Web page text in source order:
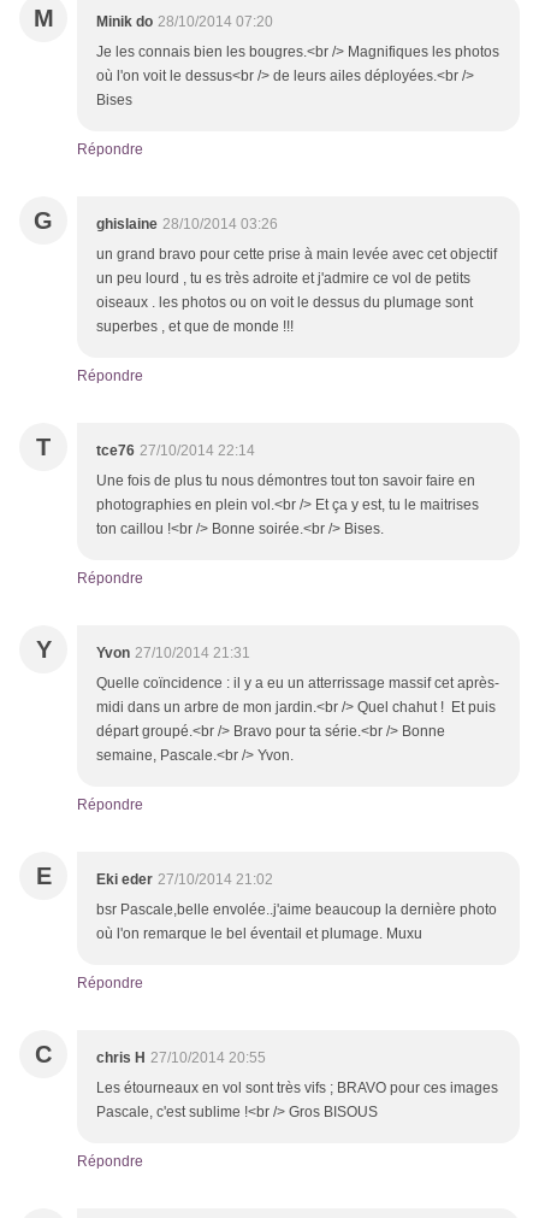
M Minik do 28/10/2014 07:20
Je les connais bien les bougres.<br /> Magnifiques les photos
où l'on voit le dessus<br /> de leurs ailes déployées.<br />
Bises
Répondre
G ghislaine 28/10/2014 03:26
un grand bravo pour cette prise à main levée avec cet objectif
un peu lourd , tu es très adroite et j'admire ce vol de petits
oiseaux . les photos ou on voit le dessus du plumage sont
superbes , et que de monde !!!
Répondre
T tce76 27/10/2014 22:14
Une fois de plus tu nous démontres tout ton savoir faire en
photographies en plein vol.<br /> Et ça y est, tu le maitrises
ton caillou !<br /> Bonne soirée.<br /> Bises.
Répondre
Y Yvon 27/10/2014 21:31
Quelle coïncidence : il y a eu un atterrissage massif cet après-
midi dans un arbre de mon jardin.<br /> Quel chahut ! Et puis
départ groupé.<br /> Bravo pour ta série.<br /> Bonne
semaine, Pascale.<br /> Yvon.
Répondre
E Eki eder 27/10/2014 21:02
bsr Pascale,belle envolée..j'aime beaucoup la dernière photo
où l'on remarque le bel éventail et plumage. Muxu
Répondre
C chris H 27/10/2014 20:55
Les étourneaux en vol sont très vifs ; BRAVO pour ces images
Pascale, c'est sublime !<br /> Gros BISOUS
Répondre